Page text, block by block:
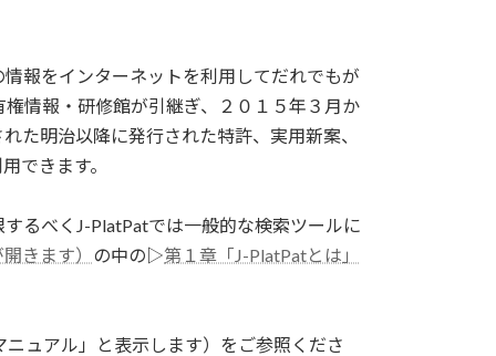
報をインターネットを利用してだれでもが
情報・研修館が引継ぎ、２０１５年３月か
た明治以降に発行された特許、実用新案、
できます。
るべくJ-PlatPatでは一般的な検索ツールに
きます） の中の▷第１章「J-PlatPatとは」
ュアル」と表示します）をご参照くださ